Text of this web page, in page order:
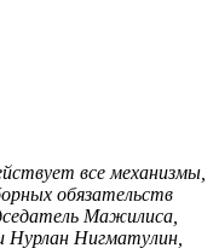
все механизмы,
обязательств
Мажилиса,
Нурлан Нигматулин,